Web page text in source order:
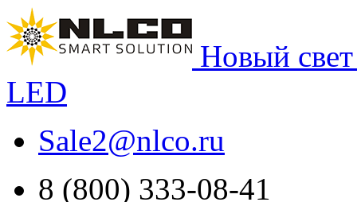
Новый
LED
Sale2@nlco.ru
8 (800) 333-08-41